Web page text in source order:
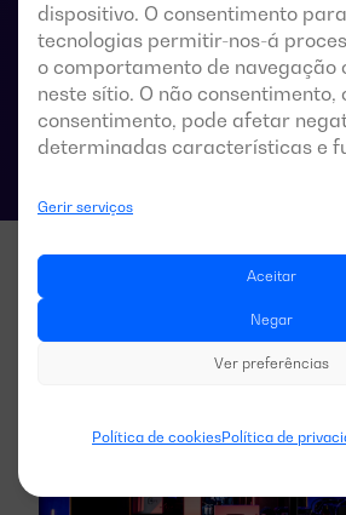
dispositivo. O consentimento
tecnologias permitir-nos-á
o comportamento de navegação
neste sítio. O não
consentimento, pode afetar
determinadas características e
Gerir serviços
Aceitar
Negar
Ver preferências
Política de cookiesPolítica de
Especificações técnicas das